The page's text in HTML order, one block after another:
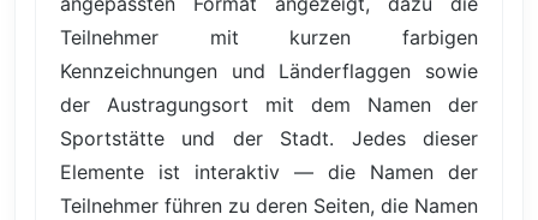
Teilnehmer mit kurzen farbigen
Kennzeichnungen und Länderflaggen sowie
der Austragungsort mit dem Namen der
Sportstätte und der Stadt. Jedes dieser
Elemente ist interaktiv — die Namen der
Teilnehmer führen zu deren Seiten, die Namen